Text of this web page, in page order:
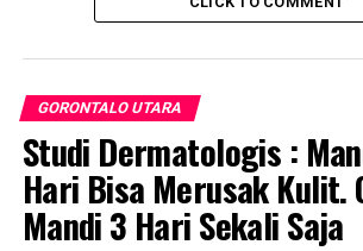
UP NEXT
Dua Siswa Paskibraka Nasional Asal
Penjagub Hamka
DON'T MISS
Saipul Apresiasi Inovasi Yang Dilakukan
Untuk Tingkatkan PAD
GORONTALO UTARA
Studi Dermatologis :
Hari Bisa Merusak Kulit.
Mandi 3 Hari Sekali Saja